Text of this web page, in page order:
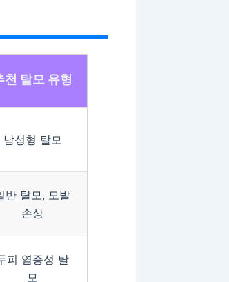
천 탈모 유형
남성형 탈모
반 탈모, 모발
손상
피 염증성 탈
모